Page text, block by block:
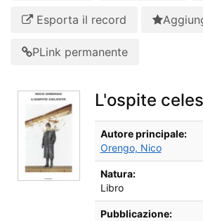
Esporta il record
PLink permanente
L'ospite
Dettagli Bibliografici
Autore principale:
Orengo, Nico
Natura:
Libro
Pubblicazione: